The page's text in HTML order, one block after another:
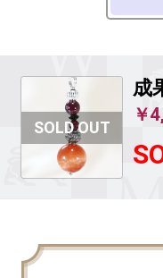
成
￥